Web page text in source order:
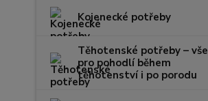
Kojenecké potřeby
Těhotenské potřeby – vše
pro pohodlí během
těhotenství i po porodu